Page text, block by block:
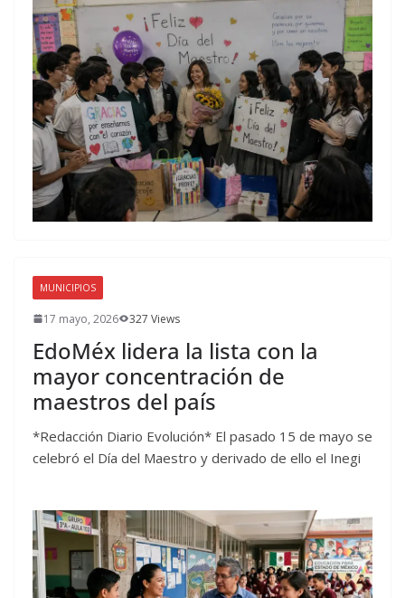
MUNICIPIOS
17 mayo, 2026 327 Views
EdoMéx lidera la lista con la
mayor concentración de
maestros del país
*Redacción Diario Evolución* El pasado 15 de mayo se
celebró el Día del Maestro y derivado de ello el Inegi